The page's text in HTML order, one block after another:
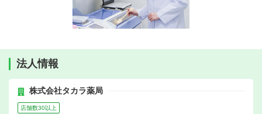
法人情報
株式会社タカラ薬局
店舗数30以上